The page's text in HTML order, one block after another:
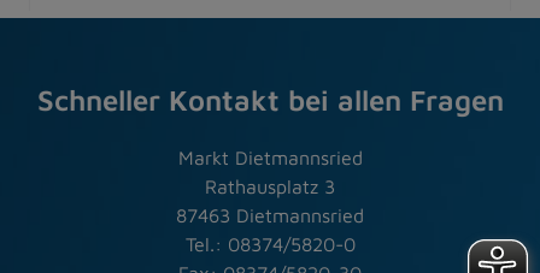
Schneller Kontakt bei allen Fragen
Markt Dietmannsried
Rathausplatz 3
87463 Dietmannsried
Tel.: 08374/5820-0